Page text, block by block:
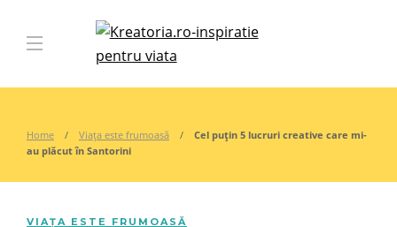
Home Viața este frumoasă
Cel puțin 5 lucruri creative care mi-
au plăcut în Santorini
VIAȚA ESTE FRUMOASĂ